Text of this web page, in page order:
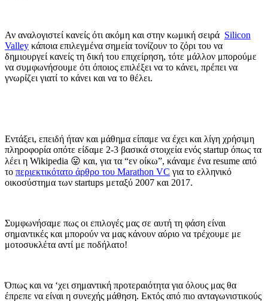
Αν αναλογιστεί κανείς ότι ακόμη και στην κωμική σειρά Silicon
Valley κάποια επιλεγμένα σημεία τονίζουν το ζόρι του να
δημιουργεί κανείς τη δική του επιχείρηση, τότε μάλλον μπορούμε
να συμφωνήσουμε ότι όποιος επιλέξει να το κάνει, πρέπει να
γνωρίζει γιατί το κάνει και να το θέλει.
Εντάξει, επειδή ήταν και μάθημα είπαμε να έχει και λίγη χρήσιμη
πληροφορία οπότε είδαμε 2-3 βασικά στοιχεία ενός startup όπως τα
λέει η Wikipedia 😛 και, για τα “εν οίκω”, κάναμε ένα resume από
το περιεκτικότατο άρθρο του Μarathon VC για το ελληνικό
οικοσύστημα των startups μεταξύ 2007 και 2017.
Συμφωνήσαμε πως οι επιλογές μας σε αυτή τη φάση είναι
σημαντικές και μπορούν να μας κάνουν αύριο να τρέχουμε με
μοτοσυκλέτα αντί με ποδήλατο!
Όπως και να ‘χει σημαντική προτεραιότητα για όλους μας θα
έπρεπε να είναι η συνεχής μάθηση. Εκτός από πιο ανταγωνιστικούς